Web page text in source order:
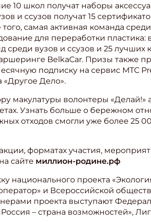
10 школ получат наборы
и ссузов получат 15
самая активная команда
для переработки
среди вузов и ссузов и 25
BelkaCar. Призы также
подписку на сервис МТС
Дело».
макулатуры волонтеры «Делай!»
Узнать больше о бережном
отходов смогли уже более 25
форматах участия,
сайте миллион-родине.рф
национального проекта
и Всероссийской
проекта выступают
– страна возможностей»,
Ваш Email